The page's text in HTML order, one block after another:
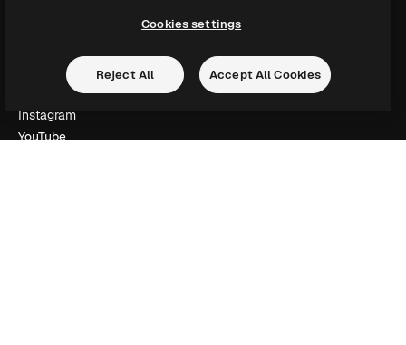
Procurando por magnific.ai?
Siga-nos
Suporte ao cliente
Instagram
YouTube
Cookies settings
Reject All Accept All Cookies